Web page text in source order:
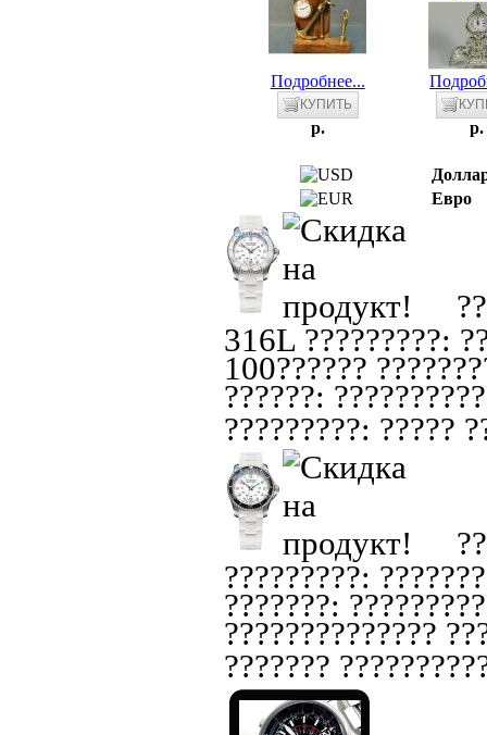
Подробнее...
p. p.
Евро
316L ?????????:
100??????
??????:
?????????: ?????
?????????:
???????:
??????????????
???????